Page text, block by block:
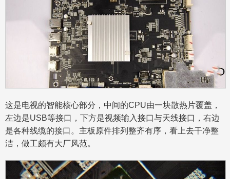
这是电视的智能核心部分，中间的CPU由一块散热片覆盖，
左边是USB等接口，下方是视频输入接口与天线接口，右边
是各种线缆的接口。主板原件排列整齐有序，看上去干净整
洁，做工颇有大厂风范。